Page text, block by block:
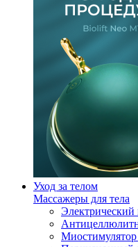
Уход за телом
Массажеры для тела
Электрический
Миостимулятор